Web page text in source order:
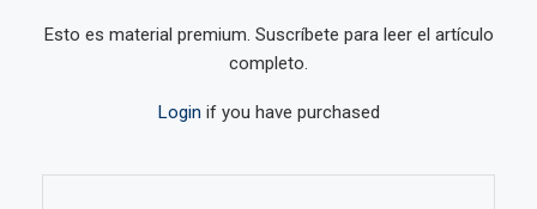
Esto es material premium. Suscríbete para leer el artículo
completo.
Login if you have purchased